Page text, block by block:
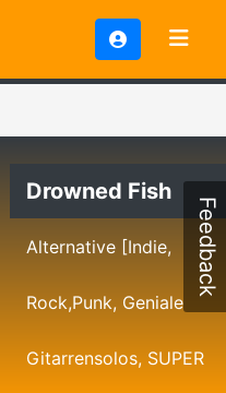
Drowned Fish
Alternative [Indie,
Rock,Punk, Geniale
Gitarrensolos, SUPER
Feedback